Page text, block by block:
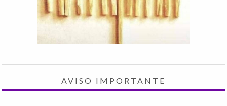
AVISO IMPORTANTE